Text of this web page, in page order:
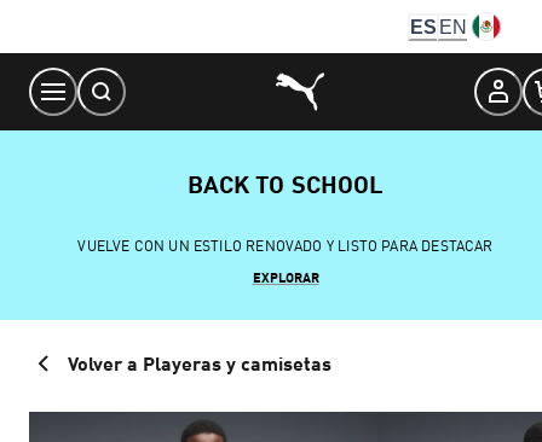
Content
ES EN
BACK TO SCHOOL
VUELVE CON UN ESTILO RENOVADO Y LISTO PARA DESTACAR
EXPLORAR
Volver a Playeras y camisetas